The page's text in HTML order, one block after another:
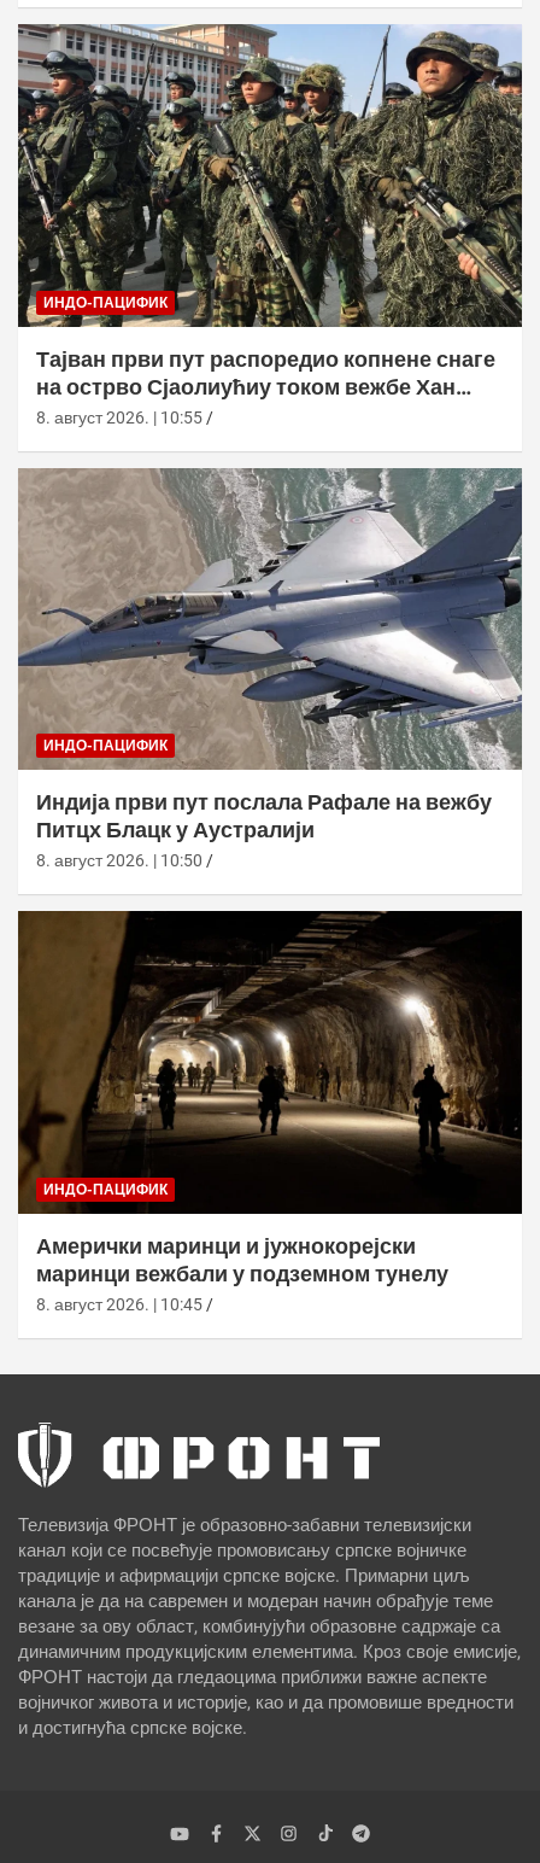
ИНДО-ПАЦИФИК
Тајван први пут распоредио копнене снаге
на острво Сјаолиућиу током вежбе Хан
Куанг 42
8. август 2026. | 10:55
ИНДО-ПАЦИФИК
Индија први пут послала Рафале на вежбу
Питцх Блацк у Аустралији
8. август 2026. | 10:50
ИНДО-ПАЦИФИК
Амерички маринци и јужнокорејски
маринци вежбали у подземном тунелу
8. август 2026. | 10:45
Телевизија ФРОНТ је образовно-забавни телевизијски
канал који се посвећује промовисању српске војничке
традиције и афирмацији српске војске. Примарни циљ
канала је да на савремен и модеран начин обрађује теме
везане за ову област, комбинујући образовне садржаје са
динамичним продукцијским елементима. Кроз своје емисије,
ФРОНТ настоји да гледаоцима приближи важне аспекте
војничког живота и историје, као и да промовише вредности
и достигнућа српске војске.